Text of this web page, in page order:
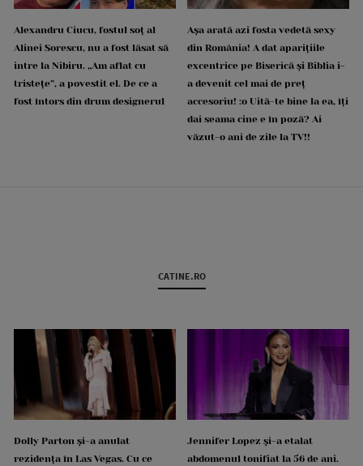
Alexandru Ciucu, fostul soț al
Alinei Sorescu, nu a fost lăsat să
intre la Nibiru. „Am aflat cu
tristețe”, a povestit el. De ce a
fost întors din drum designerul
Așa arată azi fosta vedetă sexy
din România! A dat aparițiile
excentrice pe Biserică și Biblia i-
a devenit cel mai de preț
accesoriu! :o Uită-te bine la ea, îți
dai seama cine e în poză? Ai
văzut-o ani de zile la TV!!
CATINE.RO
Dolly Parton și-a anulat
rezidența în Las Vegas. Cu ce
Jennifer Lopez și-a etalat
abdomenul tonifiat la 56 de ani.